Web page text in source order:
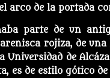
arco de la portada
parte de un
rojiza, de
Universidad de
es de estilo gótico